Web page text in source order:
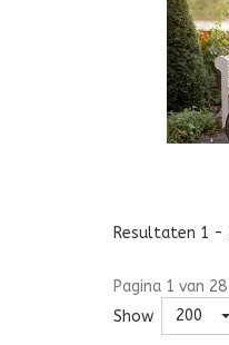
Resultaten 1 -
Pagina 1 van 28
Show
200